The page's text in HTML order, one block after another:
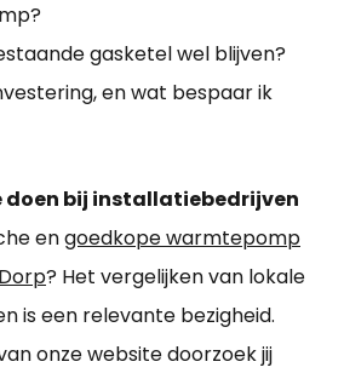
gasketel wel blijven?
en wat bespaar ik
doen bij installatiebedrijven
engoedkope warmtepomp
? Het vergelijken van lokale
is een relevante bezigheid.
onze website doorzoek jij